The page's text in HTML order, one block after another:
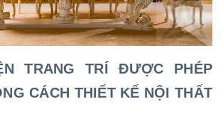
TRANG TRÍ ĐƯỢC PHÉP
CÁCH THIẾT KẾ NỘI THẤT